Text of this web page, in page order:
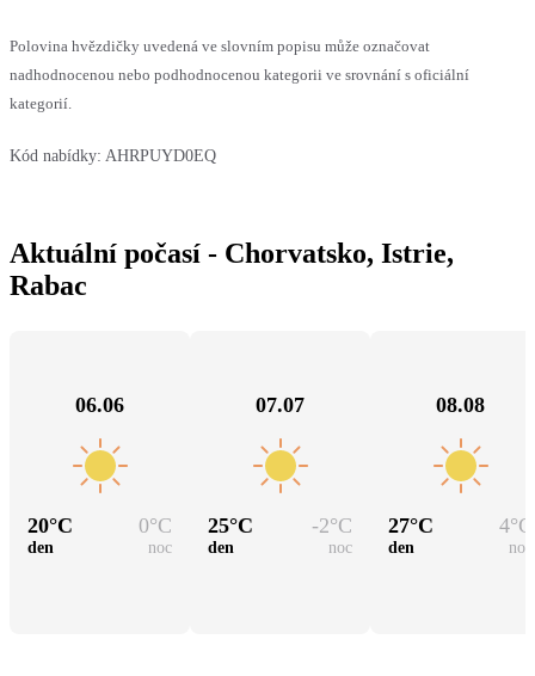
Polovina hvězdičky uvedená ve slovním popisu může označovat
nadhodnocenou nebo podhodnocenou kategorii ve srovnání s oficiální
kategorií.
Kód nabídky: AHRPUYD0EQ
Aktuální počasí - Chorvatsko, Istrie,
Rabac
06.06
20°C 0°C
den noc
07.07
25°C -2°C
den noc
08.08
27°C 4°C
den noc